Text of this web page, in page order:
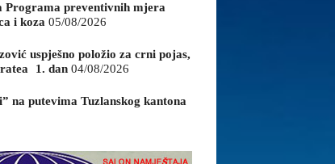
Programa preventivnih mjera
i koza 05/08/2026
uspješno položio za crni pojas,
1. dan 04/08/2026
na putevima Tuzlanskog kantona